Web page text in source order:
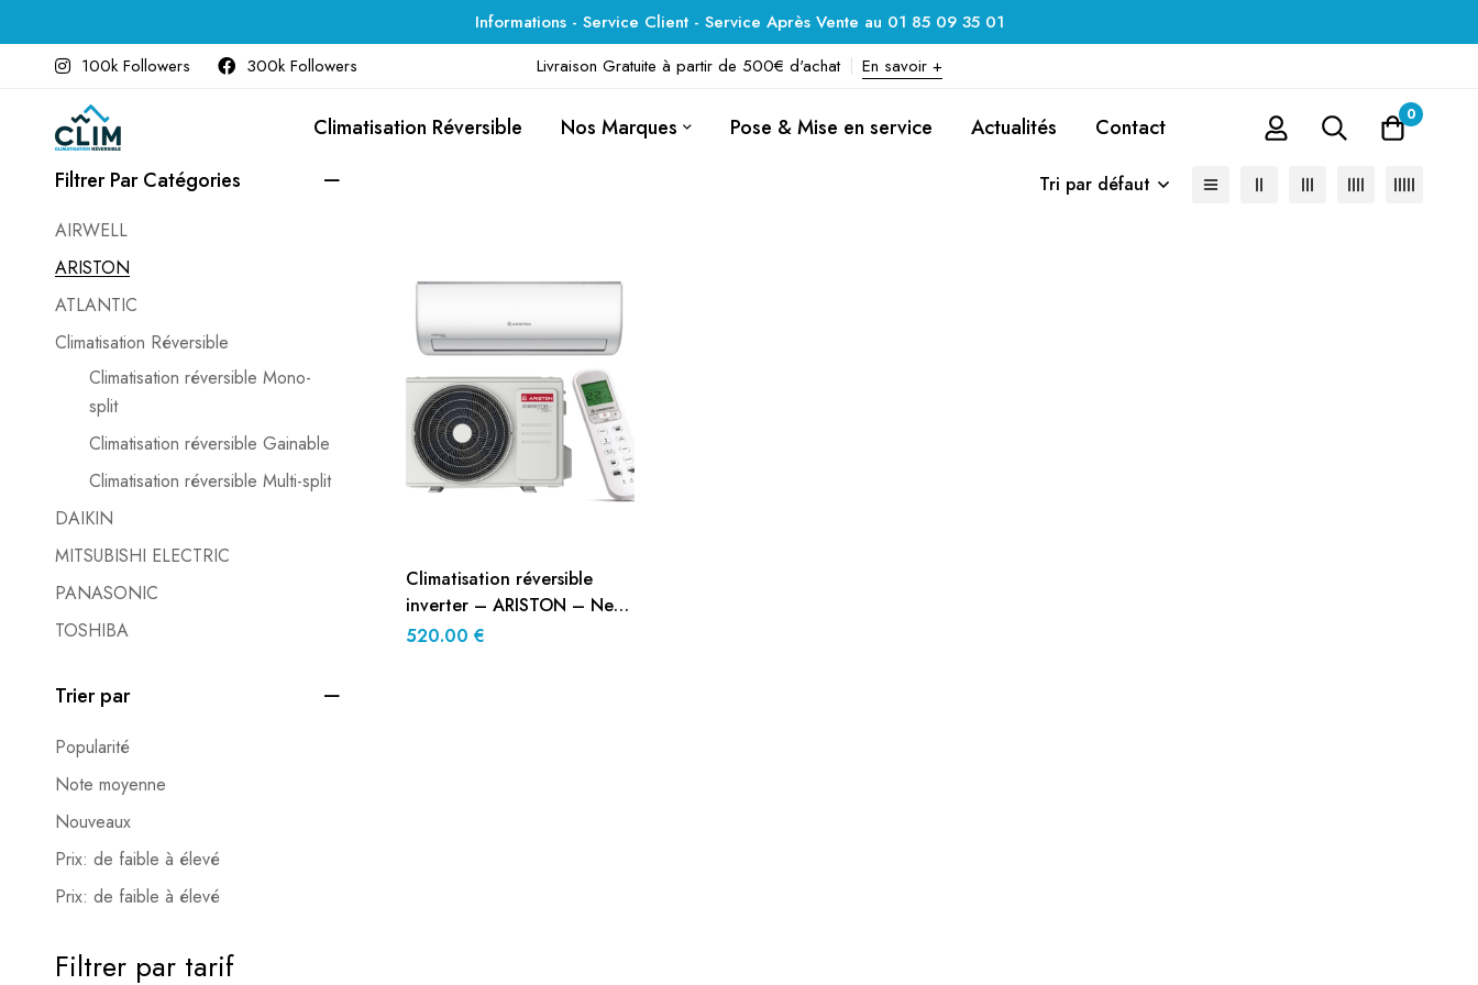
Informations - Service Client - Service Après Vente au 01 85 09 35 01
100k Followers
300k Followers Livraison Gratuite à partir de 500€ d'achat En savoir +
Climatisation Réversible Nos Marques Pose & Mise en service Actualités Contact 0
Filtrer Par Catégories
AIRWELL
ARISTON
ATLANTIC
Climatisation Réversible
Climatisation réversible Mono-
split
Climatisation réversible Gainable
Climatisation réversible Multi-split
DAIKIN
MITSUBISHI ELECTRIC
PANASONIC
TOSHIBA
Trier par
Popularité
Note moyenne
Nouveaux
Prix: de faible à élevé
Prix: de faible à élevé
Filtrer par tarif
Tri par défaut
Climatisation réversible
inverter – ARISTON – Nevis
Plus – R32
520.00 €